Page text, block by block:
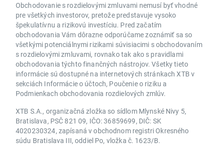
Obchodovanie s rozdielovými zmluvami nemusí byť vhodné
pre všetkých investorov, pretože predstavuje vysoko
špekulatívnu a rizikovú investíciu. Pred začatím
obchodovania Vám dôrazne odporúčame zoznámiť sa so
všetkými potenciálnymi rizikami súvisiacimi s obchodovaním
s rozdielovými zmluvami, rovnako tak ako s pravidlami
obchodovania týchto finančných nástrojov. Všetky tieto
informácie sú dostupné na internetových stránkach XTB v
sekciách Informácie o účtoch, Poučenie o riziku a
Podmienkach obchodovania rozdielových zmlúv.
XTB S.A., organizačná zložka so sídlom Mlynské Nivy 5,
Bratislava, PSČ 821 09, IČO: 36859699, DIČ: SK
4020230324, zapísaná v obchodnom registri Okresného
súdu Bratislava III, oddiel Po, vložka č. 1623/B.